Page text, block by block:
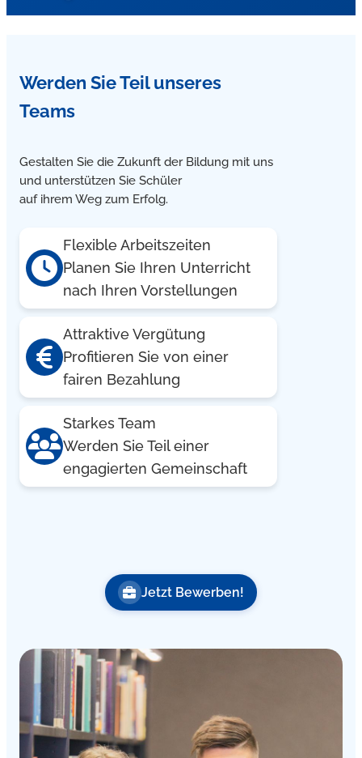
Unterrichtsfächer, hauptsächlich in Mathematik, Deutsch,
Englisch aber auch in weiteren Fächern für
im Ausbildungsbetrieb, evtl. auch in der Berufsschule
bzw. in einem separaten Schulungsraum oder beim Azubi
zu Hause, sehr zeitnah stattfinden.
Werden Sie Teil unseres
Teams
Gestalten Sie die Zukunft der Bildung mit uns
und unterstützen Sie Schüler
auf ihrem Weg zum Erfolg.
Flexible Arbeitszeiten
Planen Sie Ihren Unterricht
nach Ihren Vorstellungen
Attraktive Vergütung
Profitieren Sie von einer
fairen Bezahlung
Starkes Team
Werden Sie Teil einer
engagierten Gemeinschaft
Jetzt Bewerben!